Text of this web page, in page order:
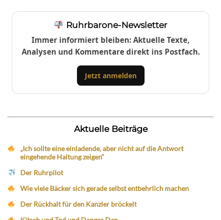
Ruhrbarone-Newsletter
Immer informiert bleiben: Aktuelle Texte,
Analysen und Kommentare direkt ins Postfach.
Jetzt anmelden
Aktuelle Beiträge
„Ich sollte eine einladende, aber nicht auf die Antwort
eingehende Haltung zeigen“
Der Ruhrpilot
Wie viele Bäcker sich gerade selbst entbehrlich machen
Der Rückhalt für den Kanzler bröckelt